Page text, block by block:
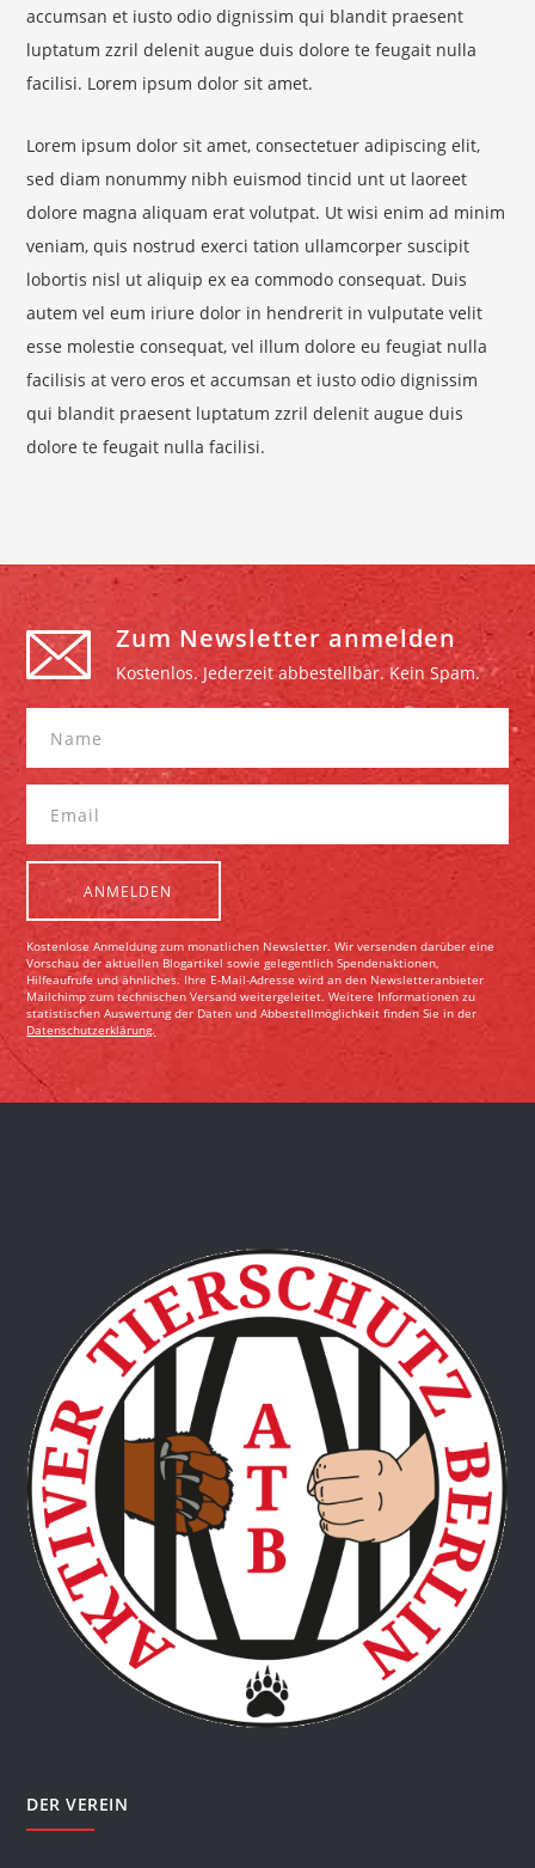
accumsan et iusto odio dignissim qui blandit praesent
luptatum zzril delenit augue duis dolore te feugait nulla
facilisi. Lorem ipsum dolor sit amet.
Lorem ipsum dolor sit amet, consectetuer adipiscing elit,
sed diam nonummy nibh euismod tincid unt ut laoreet
dolore magna aliquam erat volutpat. Ut wisi enim ad minim
veniam, quis nostrud exerci tation ullamcorper suscipit
lobortis nisl ut aliquip ex ea commodo consequat. Duis
autem vel eum iriure dolor in hendrerit in vulputate velit
esse molestie consequat, vel illum dolore eu feugiat nulla
facilisis at vero eros et accumsan et iusto odio dignissim
qui blandit praesent luptatum zzril delenit augue duis
dolore te feugait nulla facilisi.
Zum Newsletter anmelden
Kostenlos. Jederzeit abbestellbar. Kein Spam.
Kostenlose Anmeldung zum monatlichen Newsletter. Wir versenden darüber eine
Vorschau der aktuellen Blogartikel sowie gelegentlich Spendenaktionen,
Hilfeaufrufe und ähnliches. Ihre E-Mail-Adresse wird an den Newsletteranbieter
Mailchimp zum technischen Versand weitergeleitet. Weitere Informationen zu
statistischen Auswertung der Daten und Abbestellmöglichkeit finden Sie in der
Datenschutzerklärung.
DER VEREIN